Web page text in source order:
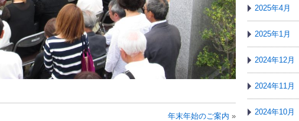
年末年始のご案内 »
2025年4月
2025年1月
2024年12月
2024年11月
2024年10月